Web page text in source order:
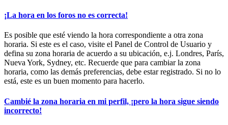
¡La hora en los foros no es correcta!
Es posible que esté viendo la hora correspondiente a otra zona
horaria. Si este es el caso, visite el Panel de Control de Usuario y
defina su zona horaria de acuerdo a su ubicación, e.j. Londres, París,
Nueva York, Sydney, etc. Recuerde que para cambiar la zona
horaria, como las demás preferencias, debe estar registrado. Si no lo
está, este es un buen momento para hacerlo.
Cambié la zona horaria en mi perfil, ¡pero la hora sigue siendo
incorrecto!